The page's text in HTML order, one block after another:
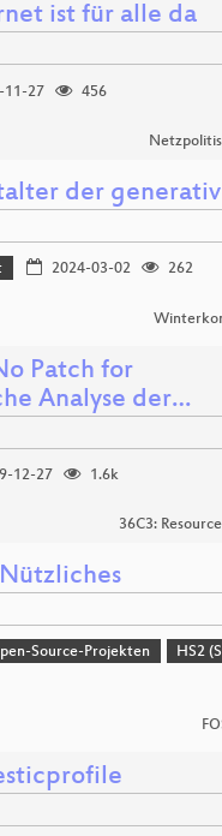
ist für alle da
11-27
456
der
2024-03-02
262
Patch for
Analyse der…
12-27
1.6k
36C3:
Source-Projekten
HS2